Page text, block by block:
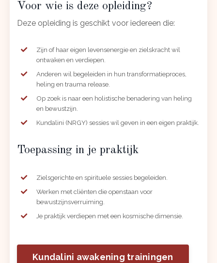
Voor wie is deze opleiding?
Deze opleiding is geschikt voor iedereen die:
Zijn of haar eigen levensenergie en zielskracht wil
ontwaken en verdiepen.
Anderen wil begeleiden in hun transformatieproces,
heling en trauma release.
Op zoek is naar een holistische benadering van heling
en bewustzijn.
Kundalini (NRGY) sessies wil geven in een eigen praktijk.
Toepassing in je praktijk
Zielsgerichte en spirituele sessies begeleiden.
Werken met cliënten die openstaan voor
bewustzijnsverruiming.
Je praktijk verdiepen met een kosmische dimensie.
Kundalini awakening trainingen